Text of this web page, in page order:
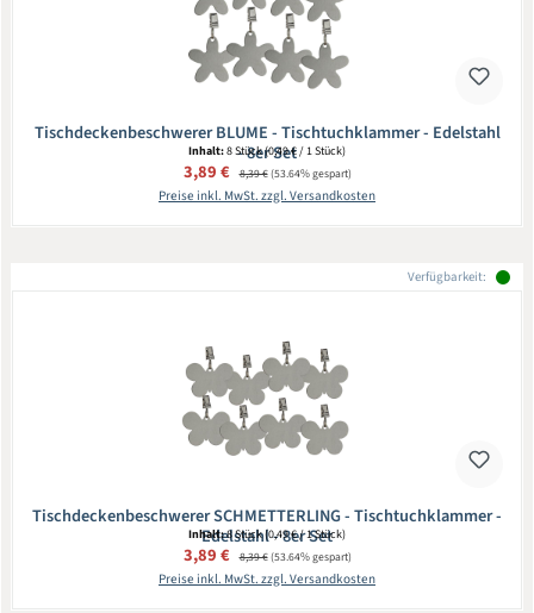
Tischdeckenbeschwerer BLUME - Tischtuchklammer - Edelstahl
- 8er Set
Inhalt:8 Stück(0,49 € / 1 Stück)
Verkaufspreis:
3,89 € Regulärer Preis:
8,39 €(53.64% gespart)
Preise inkl. MwSt. zzgl. Versandkosten
Verfügbarkeit:
Tischdeckenbeschwerer SCHMETTERLING - Tischtuchklammer -
Edelstahl - 8er Set
Inhalt:8 Stück(0,49 € / 1 Stück)
Verkaufspreis:
3,89 € Regulärer Preis:
8,39 €(53.64% gespart)
Preise inkl. MwSt. zzgl. Versandkosten